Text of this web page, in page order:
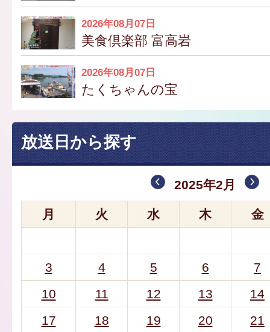
2026年08月07日
美食倶楽部 富高岩
2026年08月07日
たくちゃんの宝
放送日から探す
2025年2月
月 火 水 木 金
3 4 5 6
7
10
11 12 13
14
17
18 19 20
21